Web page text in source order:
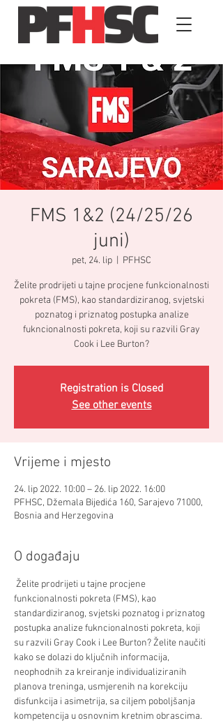
FMS 1&2 (24/25/26
juni)
pet, 24. lip PFHSC
Želite prodrijeti u tajne procjene funkcionalnosti
pokreta (FMS), kao standardiziranog, svjetski
poznatog i priznatog postupka analize
fukncionalnosti pokreta, koji su razvili Gray
Cook i Lee Burton?
Registration is Closed
See other events
Vrijeme i mjesto
24. lip 2022. 10:00 – 26. lip 2022. 16:00
PFHSC, Džemala Bijedića 160, Sarajevo 71000,
Bosnia and Herzegovina
O događaju
Želite prodrijeti u tajne procjene
funkcionalnosti pokreta (FMS), kao
standardiziranog, svjetski poznatog i priznatog
postupka analize fukncionalnosti pokreta, koji
su razvili Gray Cook i Lee Burton? Želite naučiti
kako se dolazi do ključnih informacija,
neophodnih za kreiranje individualiziranih
planova treninga, usmjerenih na korekciju
disfunkcija i asimetrija, sa ciljem poboljšanja
kompetencija u osnovnim kretnim obrascima.